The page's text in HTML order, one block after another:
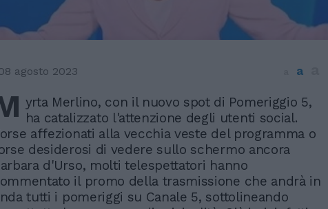
agosto 2023 a
yrta Merlino, con il nuovo spot di Pomeriggio 5,
ha catalizzato l'attenzione degli utenti social.
affezionati alla vecchia veste del programma o
desiderosi di vedere sullo schermo ancora
d'Urso, molti telespettatori hanno
il promo della trasmissione che andrà in
tutti i pomeriggi su Canale 5, sottolineando